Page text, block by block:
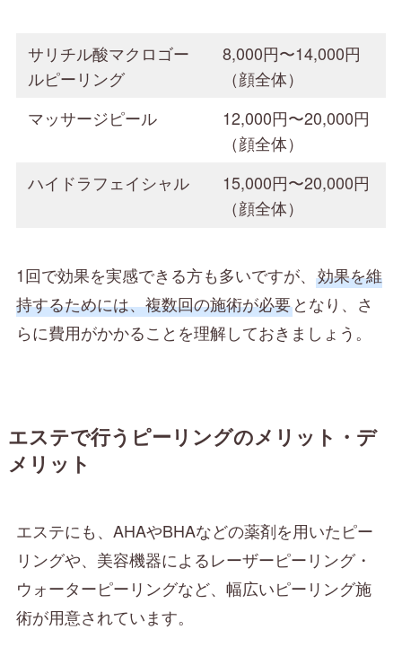
サリチル酸マクロゴー
ルピーリング
8,000円〜14,000円
（顔全体）
マッサージピール
12,000円〜20,000円
（顔全体）
ハイドラフェイシャル
15,000円〜20,000円
（顔全体）
1回で効果を実感できる方も多いですが、 効果を維
持するためには、複数回の施術が必要となり、さ
らに費用がかかることを理解しておきましょう。
エステで行うピーリングのメリット・デ
メリット
エステにも、AHAやBHAなどの薬剤を用いたピー
リングや、美容機器によるレーザーピーリング・
ウォーターピーリングなど、幅広いピーリング施
術が用意されています。